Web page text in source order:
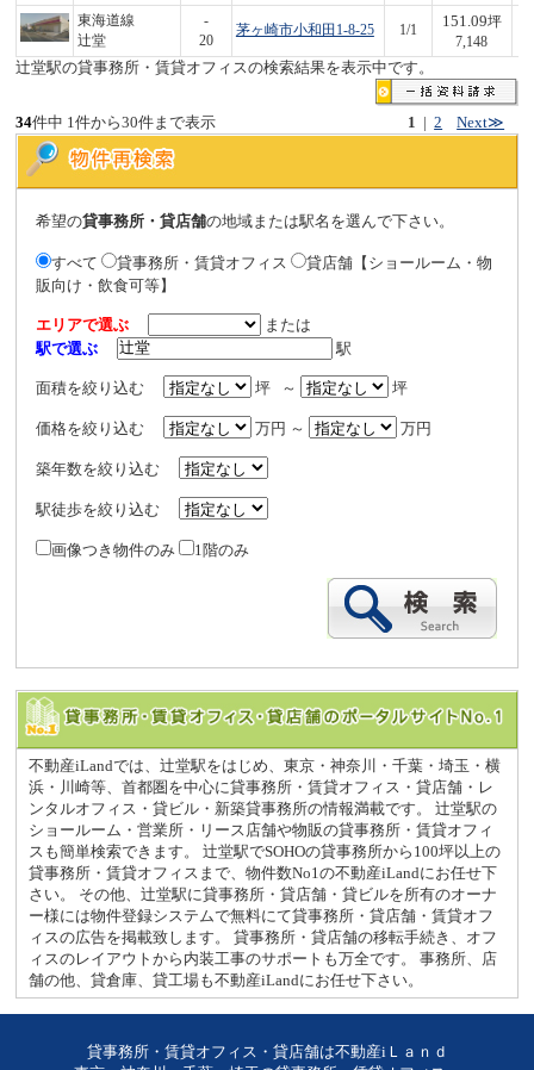
東海道線
辻堂
-
20
茅ヶ崎市小和田1-8-25 1/1
151.09坪
7,148
辻堂駅の貸事務所・賃貸オフィスの検索結果を表示中です。
1 |2 Next≫
34件中 1件から30件まで表示
希望の貸事務所・貸店舗の地域または駅名を選んで下さい。
すべて 貸事務所・賃貸オフィス
貸店舗【ショールーム・物
販向け・飲食可等】
エリアで選ぶ
または
駅で選ぶ
駅
面積を絞り込む 坪 ～ 坪
価格を絞り込む 万円 ～ 万円
築年数を絞り込む
駅徒歩を絞り込む
画像つき物件のみ 1階のみ
不動産iLandでは、辻堂駅をはじめ、東京・神奈川・千葉・埼玉・横
浜・川崎等、首都圏を中心に貸事務所・賃貸オフィス・貸店舗・レ
ンタルオフィス・貸ビル・新築貸事務所の情報満載です。 辻堂駅の
ショールーム・営業所・リース店舗や物販の貸事務所・賃貸オフィ
スも簡単検索できます。 辻堂駅でSOHOの貸事務所から100坪以上の
貸事務所・賃貸オフィスまで、物件数No1の不動産iLandにお任せ下
さい。 その他、辻堂駅に貸事務所・貸店舗・貸ビルを所有のオーナ
ー様には物件登録システムで無料にて貸事務所・貸店舗・賃貸オフ
ィスの広告を掲載致します。 貸事務所・貸店舗の移転手続き、オフ
ィスのレイアウトから内装工事のサポートも万全です。 事務所、店
舗の他、貸倉庫、貸工場も不動産iLandにお任せ下さい。
貸事務所・賃貸オフィス・貸店舗は不動産iＬａｎｄ